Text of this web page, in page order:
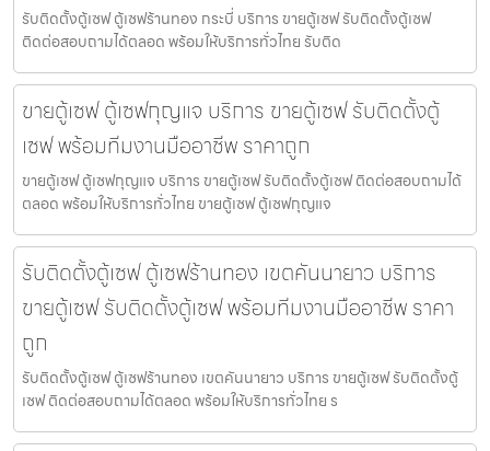
รับติดตั้งตู้เซฟ ตู้เซฟร้านทอง กระบี่ บริการ ขายตู้เซฟ รับติดตั้งตู้เซฟ
ติดต่อสอบถามได้ตลอด พร้อมให้บริการทั่วไทย รับติด
ขายตู้เซฟ ตู้เซฟกุญแจ บริการ ขายตู้เซฟ รับติดตั้งตู้
เซฟ พร้อมทีมงานมืออาชีพ ราคาถูก
ขายตู้เซฟ ตู้เซฟกุญแจ บริการ ขายตู้เซฟ รับติดตั้งตู้เซฟ ติดต่อสอบถามได้
ตลอด พร้อมให้บริการทั่วไทย ขายตู้เซฟ ตู้เซฟกุญแจ
รับติดตั้งตู้เซฟ ตู้เซฟร้านทอง เขตคันนายาว บริการ
ขายตู้เซฟ รับติดตั้งตู้เซฟ พร้อมทีมงานมืออาชีพ ราคา
ถูก
รับติดตั้งตู้เซฟ ตู้เซฟร้านทอง เขตคันนายาว บริการ ขายตู้เซฟ รับติดตั้งตู้
เซฟ ติดต่อสอบถามได้ตลอด พร้อมให้บริการทั่วไทย ร